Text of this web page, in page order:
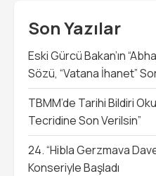
Son Yazılar
Eski Gürcü Bakan’ın
Sözü, “Vatana İhanet”
TBMM’de Tarihi Bildiri
Tecridine Son Verilsin”
24. “Hibla Gerzmava
Konseriyle Başladı